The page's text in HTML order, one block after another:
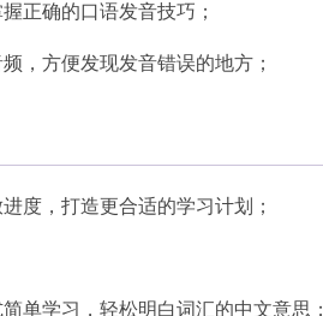
正确的口语发音技巧；
，方便发现发音错误的地方；
度，打造更合适的学习计划；
单学习，轻松明白词汇的中文意思；